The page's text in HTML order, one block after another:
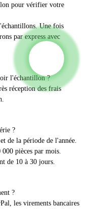
pour vérifier votre
Une fois
par express avec
l'échantillon ?
réception des frais
?
de la période de l'année.
pièces par mois.
de 10 à 30 jours.
?
les virements bancaires